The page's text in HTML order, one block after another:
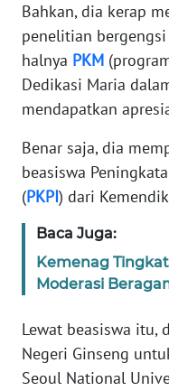
Bahkan, dia kerap
penelitian
halnya PKM
Dedikasi Maria
mendapatkan
Benar saja, dia
beasiswa
(PKPI) dari
Baca Juga:
Kemenag
Moderasi
Lewat beasiswa itu,
Negeri Ginseng
Seoul National
KARIR
Wahana
News
Regional
WN
WN
WN
JABAR